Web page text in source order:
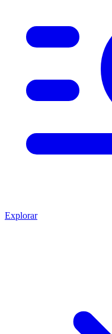
Explorar